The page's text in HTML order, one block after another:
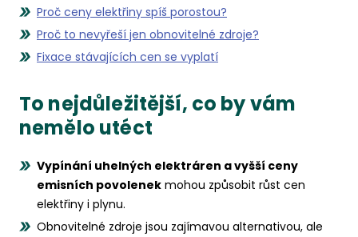
Proč ceny elektřiny spíš porostou?
Proč to nevyřeší jen obnovitelné zdroje?
Fixace stávajících cen se vyplatí
To nejdůležitější, co by vám
nemělo utéct
Vypínání uhelných elektráren a vyšší ceny
emisních povolenek mohou způsobit růst cen
elektřiny i plynu.
Obnovitelné zdroje jsou zajímavou alternativou, ale